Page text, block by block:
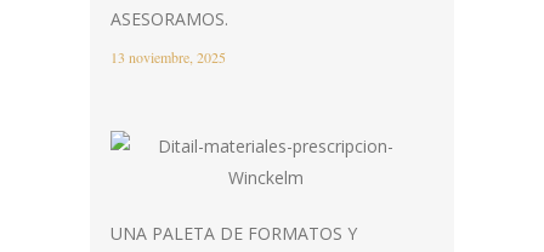
ASESORAMOS.
13 noviembre, 2025
UNA PALETA DE FORMATOS Y